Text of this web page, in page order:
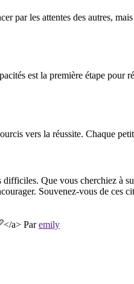
par les attentes des autres,
est la première étape pour
vers la réussite. Chaque
difficiles. Que vous cherchiez à
Souvenez-vous de ces
a> Paremily